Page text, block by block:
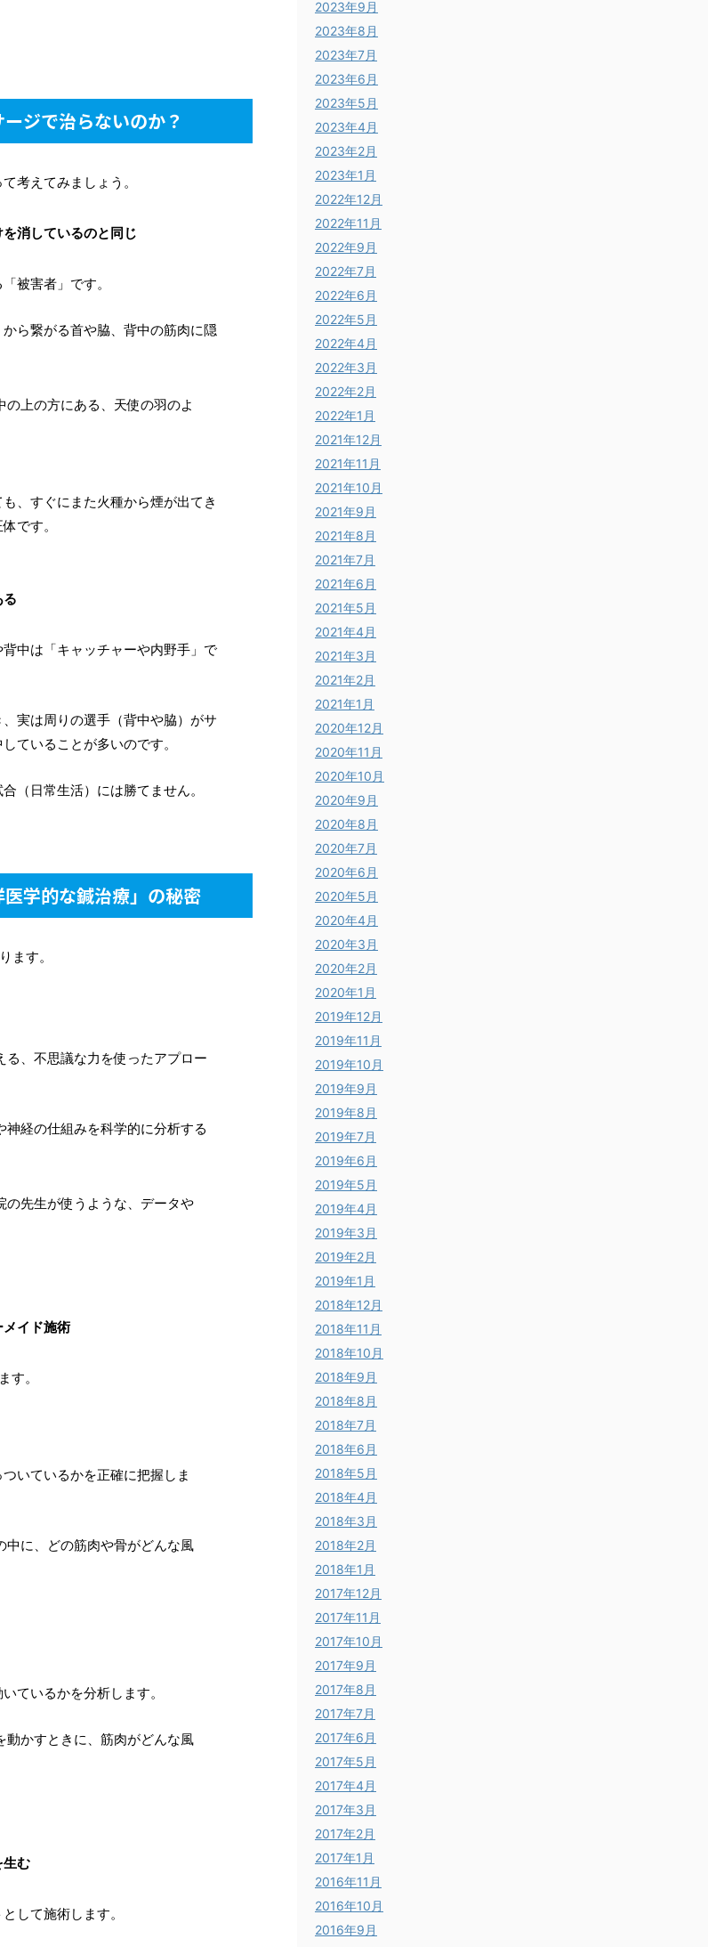
ジで治らないのか？
考えてみましょう。
消しているのと同じ
被害者」です。
ら繋がる首や脇、背中の筋肉に隠
の上の方にある、天使の羽のよ
、すぐにまた火種から煙が出てき
です。
中は「キャッチャーや内野手」で
実は周りの選手（背中や脇）がサ
ていることが多いのです。
（日常生活）には勝てません。
学的な鍼治療」の秘密
ます。
る、不思議な力を使ったアプロー
神経の仕組みを科学的に分析する
の先生が使うような、データや
メイド施術
す。
いているかを正確に把握しま
中に、どの筋肉や骨がどんな風
ているかを分析します。
動かすときに、筋肉がどんな風
生む
して施術します。
2023年9月
2023年8月
2023年7月
2023年6月
2023年5月
2023年4月
2023年2月
2023年1月
2022年12月
2022年11月
2022年9月
2022年7月
2022年6月
2022年5月
2022年4月
2022年3月
2022年2月
2022年1月
2021年12月
2021年11月
2021年10月
2021年9月
2021年8月
2021年7月
2021年6月
2021年5月
2021年4月
2021年3月
2021年2月
2021年1月
2020年12月
2020年11月
2020年10月
2020年9月
2020年8月
2020年7月
2020年6月
2020年5月
2020年4月
2020年3月
2020年2月
2020年1月
2019年12月
2019年11月
2019年10月
2019年9月
2019年8月
2019年7月
2019年6月
2019年5月
2019年4月
2019年3月
2019年2月
2019年1月
2018年12月
2018年11月
2018年10月
2018年9月
2018年8月
2018年7月
2018年6月
2018年5月
2018年4月
2018年3月
2018年2月
2018年1月
2017年12月
2017年11月
2017年10月
2017年9月
2017年8月
2017年7月
2017年6月
2017年5月
2017年4月
2017年3月
2017年2月
2017年1月
2016年11月
2016年10月
2016年9月